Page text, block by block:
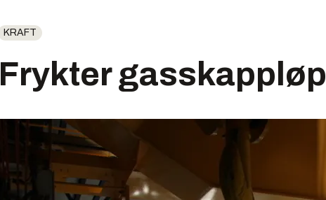
KRAFT
Frykter gasskappløp